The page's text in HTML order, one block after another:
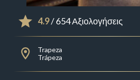
4.9/ 654 Αξιολογήσεις
Trapeza
Trápeza